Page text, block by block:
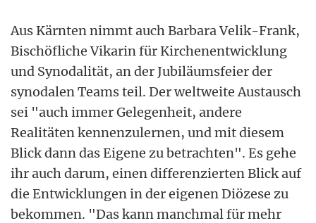
Aus Kärnten nimmt auch Barbara Velik-Frank,
Bischöfliche Vikarin für Kirchenentwicklung
und Synodalität, an der Jubiläumsfeier der
synodalen Teams teil. Der weltweite Austausch
sei "auch immer Gelegenheit, andere
Realitäten kennenzulernen, und mit diesem
Blick dann das Eigene zu betrachten". Es gehe
ihr auch darum, einen differenzierten Blick auf
die Entwicklungen in der eigenen Diözese zu
bekommen. "Das kann manchmal für mehr